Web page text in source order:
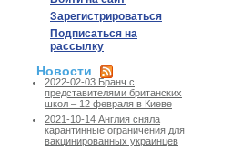
Зарегистрироваться
Подписаться на
рассылку
Новости
2022-02-03 Бранч с
представителями британских
школ – 12 февраля в Киеве
2021-10-14 Англия сняла
карантинные ограничения для
вакцинированных украинцев